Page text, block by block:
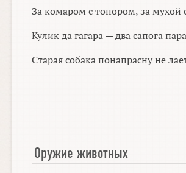
За комаром с топором, за мухой
Кулик да гагара — два сапога
Старая собака понапрасну не
Оружие животных